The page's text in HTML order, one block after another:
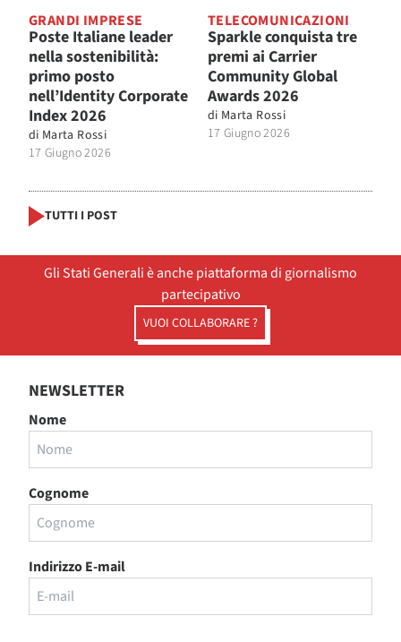
GRANDI IMPRESE
Poste Italiane leader
nella sostenibilità:
primo posto
nell’Identity Corporate
Index 2026
di Marta Rossi
17 Giugno 2026
TELECOMUNICAZIONI
Sparkle conquista tre
premi ai Carrier
Community Global
Awards 2026
di Marta Rossi
17 Giugno 2026
TUTTI I POST
Gli Stati Generali è anche piattaforma di giornalismo
partecipativo
VUOI COLLABORARE ?
NEWSLETTER
Nome
Cognome
Indirizzo E-mail